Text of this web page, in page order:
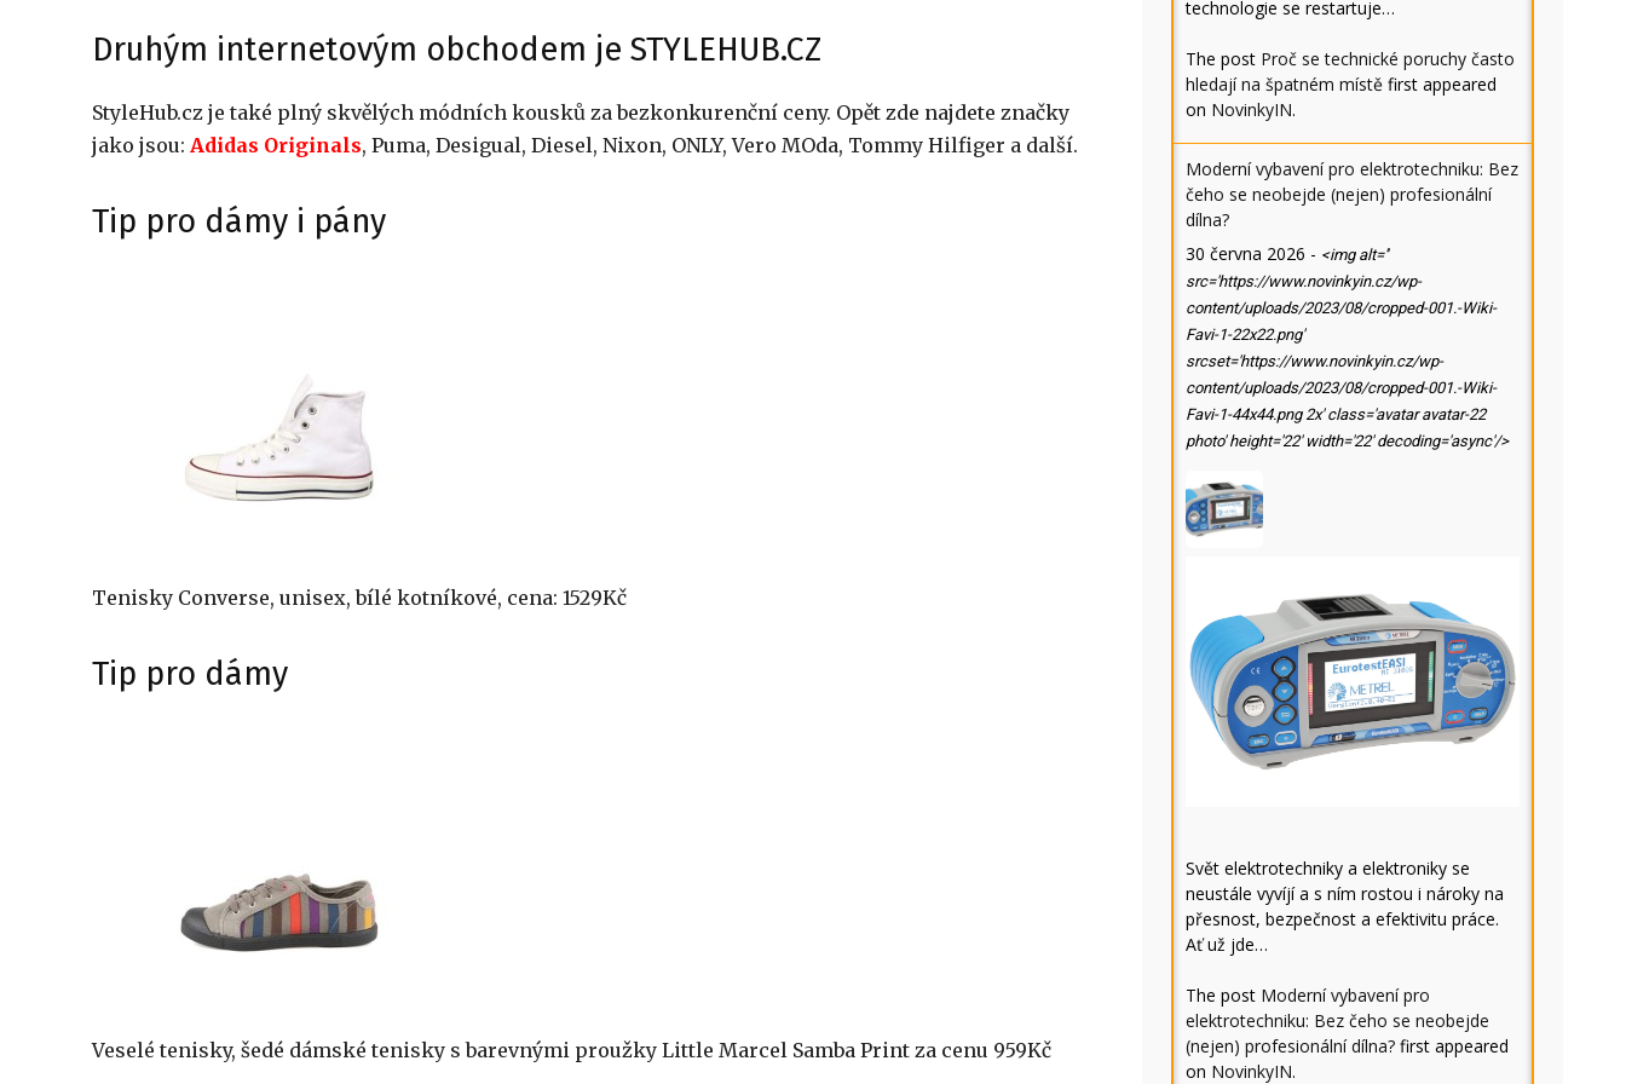
Druhým internetovým obchodem je STYLEHUB.CZ
StyleHub.cz je také plný skvělých módních kousků za bezkonkurenční ceny. Opět zde najdete značky
jako jsou: Adidas Originals, Puma, Desigual, Diesel, Nixon, ONLY, Vero MOda, Tommy Hilfiger a další.
Tip pro dámy i pány
Tenisky Converse, unisex, bílé kotníkové, cena: 1529Kč
Tip pro dámy
Veselé tenisky, šedé dámské tenisky s barevnými proužky Little Marcel Samba Print za cenu 959Kč
technologie se restartuje…
The post Proč se technické poruchy často
hledají na špatném místě first appeared
on NovinkyIN.
Moderní vybavení pro elektrotechniku: Bez
čeho se neobejde (nejen) profesionální
dílna?
30 června 2026 - <img alt=''
src='https://www.novinkyin.cz/wp-
content/uploads/2023/08/cropped-001.-Wiki-
Favi-1-22x22.png'
srcset='https://www.novinkyin.cz/wp-
content/uploads/2023/08/cropped-001.-Wiki-
Favi-1-44x44.png 2x' class='avatar avatar-22
photo' height='22' width='22' decoding='async'/>
Svět elektrotechniky a elektroniky se
neustále vyvíjí a s ním rostou i nároky na
přesnost, bezpečnost a efektivitu práce.
Ať už jde…
The post Moderní vybavení pro
elektrotechniku: Bez čeho se neobejde
(nejen) profesionální dílna? first appeared
on NovinkyIN.